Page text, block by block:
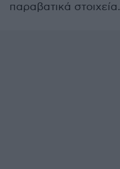
παραβατικά στοιχεία.